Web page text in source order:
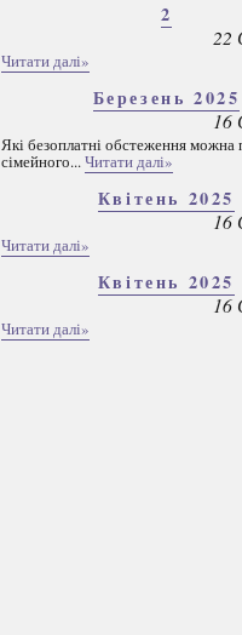
2
22
Читати далі»
Березень 2025
16
Які безоплатні обстеження можна
сімейного...Читати далі»
Квітень 2025
16
Читати далі»
Квітень 2025
16
Читати далі»